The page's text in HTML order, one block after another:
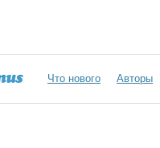
Что нового Авторы